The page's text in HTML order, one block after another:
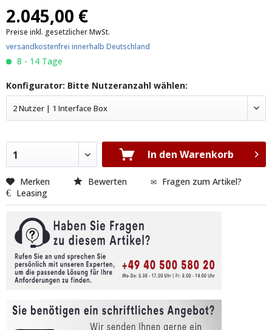
2.045,00 €
Preise inkl. gesetzlicher MwSt.
versandkostenfrei innerhalb Deutschland
8 - 14 Tage
Konfigurator: Bitte Nutzeranzahl wählen:
2 Nutzer | 1 Interface Box
1 In den Warenkorb
Merken Bewerten
Fragen zum Artikel?
Leasing